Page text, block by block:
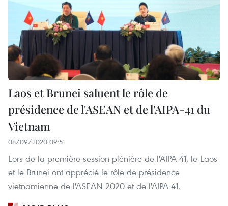
Laos et Brunei saluent le rôle de
présidence de l'ASEAN et de l'AIPA-41 du
Vietnam
08/09/2020 09:51
Lors de la première session plénière de l'AIPA 41, le Laos
et le Brunei ont apprécié le rôle de présidence
vietnamienne de l'ASEAN 2020 et de l'AIPA-41.